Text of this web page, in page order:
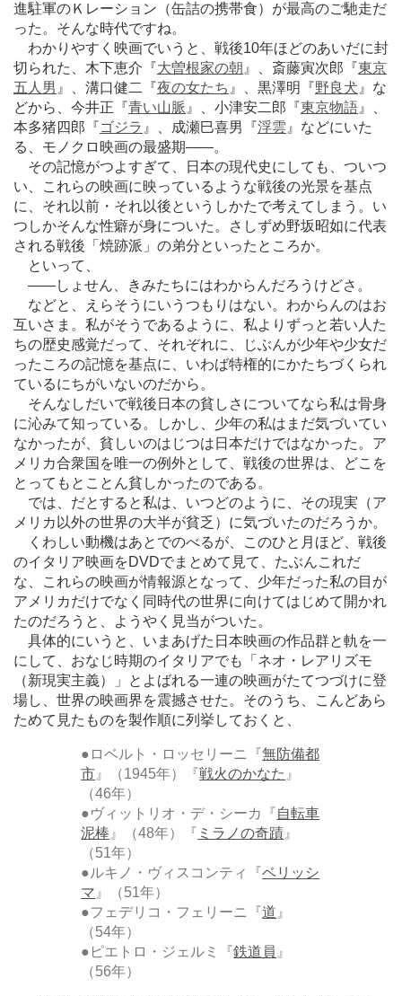
進駐軍のＫレーション（缶詰の携帯食）が最高のご馳走だ
った。そんな時代ですね。
わかりやすく映画でいうと、戦後10年ほどのあいだに封
切られた、木下恵介『大曽根家の朝 』、斎藤寅次郎『東京
五人男 』、溝口健二『夜の女たち 』、黒澤明『野良犬 』な
どから、今井正『青い山脈 』、小津安二郎『東京物語 』、
本多猪四郎『ゴジラ 』、成瀬巳喜男『浮雲 』などにいた
る、モノクロ映画の最盛期――。
その記憶がつよすぎて、日本の現代史にしても、ついつ
い、これらの映画に映っているような戦後の光景を基点
に、それ以前・それ以後というしかたで考えてしまう。い
つしかそんな性癖が身についた。さしずめ野坂昭如に代表
される戦後「焼跡派」の弟分といったところか。
といって、
――しょせん、きみたちにはわからんだろうけどさ。
などと、えらそうにいうつもりはない。わからんのはお
互いさま。私がそうであるように、私よりずっと若い人た
ちの歴史感覚だって、それぞれに、じぶんが少年や少女だ
ったころの記憶を基点に、いわば特権的にかたちづくられ
ているにちがいないのだから。
そんなしだいで戦後日本の貧しさについてなら私は骨身
に沁みて知っている。しかし、少年の私はまだ気づいてい
なかったが、貧しいのはじつは日本だけではなかった。ア
メリカ合衆国を唯一の例外として、戦後の世界は、どこを
とってもとことん貧しかったのである。
では、だとすると私は、いつどのように、その現実（ア
メリカ以外の世界の大半が貧乏）に気づいたのだろうか。
くわしい動機はあとでのべるが、このひと月ほど、戦後
のイタリア映画をDVDでまとめて見て、たぶんこれだ
な、これらの映画が情報源となって、少年だった私の目が
アメリカだけでなく同時代の世界に向けてはじめて開かれ
たのだろうと、ようやく見当がついた。
具体的にいうと、いまあげた日本映画の作品群と軌を一
にして、おなじ時期のイタリアでも「ネオ・レアリズモ
（新現実主義）」とよばれる一連の映画がたてつづけに登
場し、世界の映画界を震撼させた。そのうち、こんどあら
ためて見たものを製作順に列挙しておくと、
●ロベルト・ロッセリーニ『無防備都
市 』（1945年）『戦火のかなた 』
（46年）
●ヴィットリオ・デ・シーカ『 自転車
泥棒 』（48年）『 ミラノの奇蹟 』
（51年）
●ルキノ・ヴィスコンティ『ベリッシ
マ 』（51年）
●フェデリコ・フェリーニ『道 』
（54年）
●ピエトロ・ジェルミ『鉄道員 』
（56年）